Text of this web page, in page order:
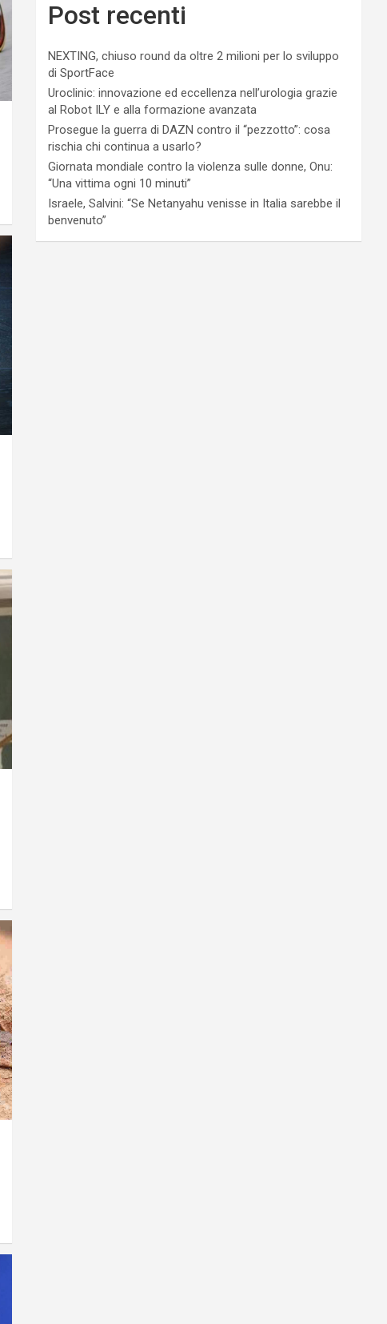
Post recenti
NEXTING, chiuso round da oltre 2 milioni per lo sviluppo
di SportFace
Uroclinic: innovazione ed eccellenza nell’urologia grazie
al Robot ILY e alla formazione avanzata
Prosegue la guerra di DAZN contro il “pezzotto”: cosa
rischia chi continua a usarlo?
Giornata mondiale contro la violenza sulle donne, Onu:
“Una vittima ogni 10 minuti”
Israele, Salvini: “Se Netanyahu venisse in Italia sarebbe il
benvenuto”